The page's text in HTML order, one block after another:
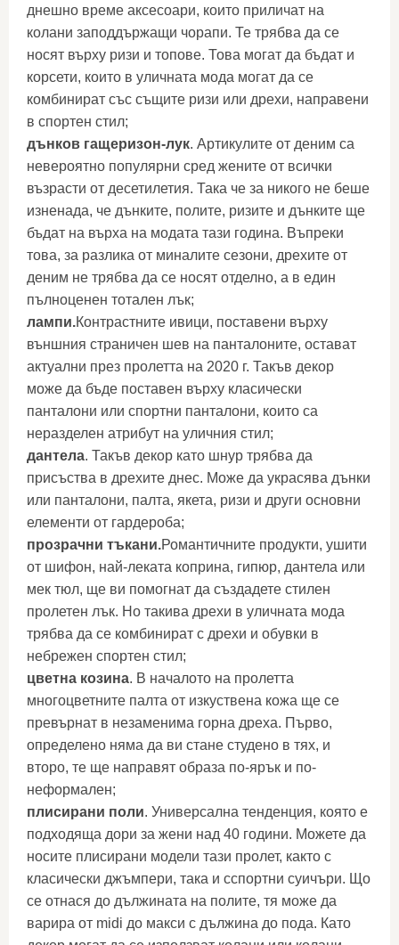
днешно време аксесоари, които приличат на
колани заподдържащи чорапи. Те трябва да се
носят върху ризи и топове. Това могат да бъдат и
корсети, които в уличната мода могат да се
комбинират със същите ризи или дрехи, направени
в спортен стил;
дънков гащеризон-лук. Артикулите от деним са
невероятно популярни сред жените от всички
възрасти от десетилетия. Така че за никого не беше
изненада, че дънките, полите, ризите и дънките ще
бъдат на върха на модата тази година. Въпреки
това, за разлика от миналите сезони, дрехите от
деним не трябва да се носят отделно, а в един
пълноценен тотален лък;
лампи.Контрастните ивици, поставени върху
външния страничен шев на панталоните, остават
актуални през пролетта на 2020 г. Такъв декор
може да бъде поставен върху класически
панталони или спортни панталони, които са
неразделен атрибут на уличния стил;
дантела. Такъв декор като шнур трябва да
присъства в дрехите днес. Може да украсява дънки
или панталони, палта, якета, ризи и други основни
елементи от гардероба;
прозрачни тъкани.Романтичните продукти, ушити
от шифон, най-леката коприна, гипюр, дантела или
мек тюл, ще ви помогнат да създадете стилен
пролетен лък. Но такива дрехи в уличната мода
трябва да се комбинират с дрехи и обувки в
небрежен спортен стил;
цветна козина. В началото на пролетта
многоцветните палта от изкуствена кожа ще се
превърнат в незаменима горна дреха. Първо,
определено няма да ви стане студено в тях, и
второ, те ще направят образа по-ярък и по-
неформален;
плисирани поли. Универсална тенденция, която е
подходяща дори за жени над 40 години. Можете да
носите плисирани модели тази пролет, както с
класически джъмпери, така и сспортни суичъри. Що
се отнася до дължината на полите, тя може да
варира от midi до макси с дължина до пода. Като